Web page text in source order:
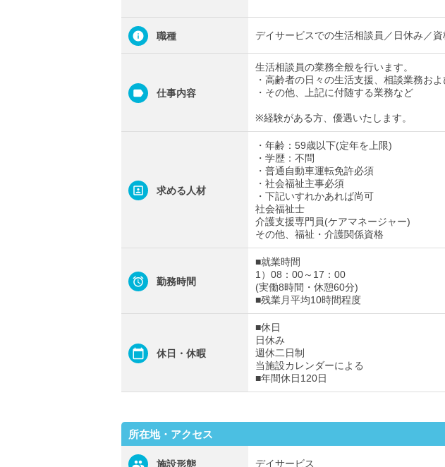
職種 デイサービスでの生活相談員／日休み／
仕事内容
生活相談員の業務全般を行います。
・高齢者の日々の生活支援、相談業務お
・その他、上記に付随する業務など
※経験がある方、優遇いたします。
求める人材
・年齢：59歳以下(定年を上限)
・学歴：不問
・普通自動車運転免許必須
・社会福祉主事必須
・下記いすれかあれば尚可
社会福祉士
介護支援専門員(ケアマネージャー)
その他、福祉・介護関係資格
勤務時間
■就業時間
1）08：00～17：00
(実働8時間・休憩60分)
■残業月平均10時間程度
休日・休暇
■休日
日休み
週休二日制
当施設カレンダーによる
■年間休日120日
所在地・アクセス
施設形態 デイサービス